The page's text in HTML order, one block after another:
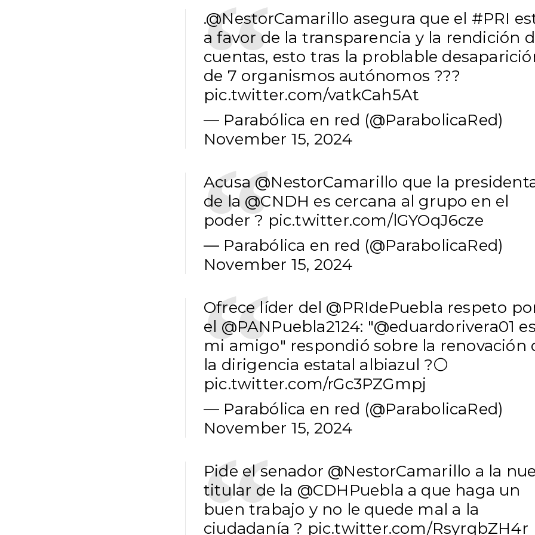
.@NestorCamarillo asegura que el #PRI
a favor de la transparencia y la rendición
cuentas, esto tras la problable
de 7 organismos autónomos ???
pic.twitter.com/vatkCah5At
— Parabólica en red (@ParabolicaRed)
November 15, 2024
Acusa@NestorCamarillo que la
de la @CNDH es cercana al grupo en el
poder ? pic.twitter.com/lGYOqJ6cze
— Parabólica en red (@ParabolicaRed)
November 15, 2024
Ofrece líder del @PRIdePuebla respeto
el @PANPuebla2124: "@eduardorivera01 es
mi amigo" respondió sobre la renovación
la dirigencia estatal albiazul ?⚪
pic.twitter.com/rGc3PZGmpj
— Parabólica en red (@ParabolicaRed)
November 15, 2024
Pide el senador @NestorCamarillo a la
titular de la @CDHPuebla a que haga un
buen trabajo y no le quede mal a la
ciudadanía ? pic.twitter.com/RsyrqbZH4r